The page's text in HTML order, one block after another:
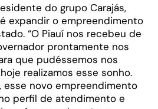
do grupo Carajás,
expandir o empreendimento
“O Piauí nos recebeu de
prontamente nos
que pudéssemos nos
realizamos esse sonho.
esse novo empreendimento
perfil de atendimento e